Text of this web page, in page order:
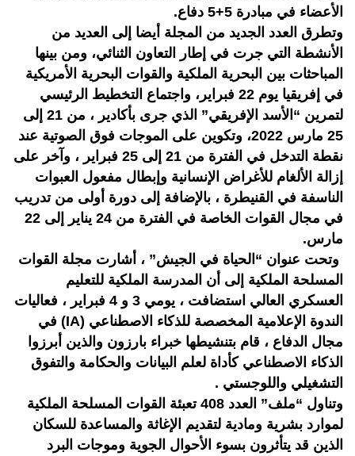
الأعضاء في مبادرة 5+5 دفاع.
وتطرق العدد الجديد من المجلة أيضا إلى العديد من
الأنشطة التي جرت في إطار التعاون الثنائي، ومن بينها
المباحثات بين البحرية الملكية والقوات البحرية الأمريكية
في إفريقيا يوم 22 فبراير، واجتماع التخطيط الرئيسي
لتمرين “الأسد الإفريقي” الذي جرى بأكادير ، من 21 إلى
25 مارس 2022، وتكوين على الموجات فوق الصوتية عند
نقطة التدخل في الفترة من 21 إلى 25 فبراير ، وآخر على
إزالة الألغام للأغراض الإنسانية وإبطال مفعول العبوات
الناسفة في القنيطرة ، بالإضافة إلى دورة أولى من تدريب
في مجال القوات الخاصة في الفترة من 24 يناير إلى 22
مارس.
وتحت عنوان “الحياة في الجيش” ، أشارت مجلة القوات
المسلحة الملكية إلى أن المدرسة الملكية للتعليم
العسكري العالي استضافت ، يومي 3 و 4 فبراير ، فعاليات
الندوة الإعلامية المخصصة للذكاء الاصطناعي (IA) في
مجال الدفاع ، قام بتنشيطها خبراء بارزون والذين أبرزوا
الذكاء الاصطناعي كأداة لعلم البيانات والحكامة والتفوق
التشغيلي واللوجستي .
وتناول “ملف” العدد 408 تعبئة القوات المسلحة الملكية
لموارد بشرية ومادية لتقديم الإغاثة والمساعدة للسكان
الذين قد يتأثرون بسوء الأحوال الجوية وموجات البرد